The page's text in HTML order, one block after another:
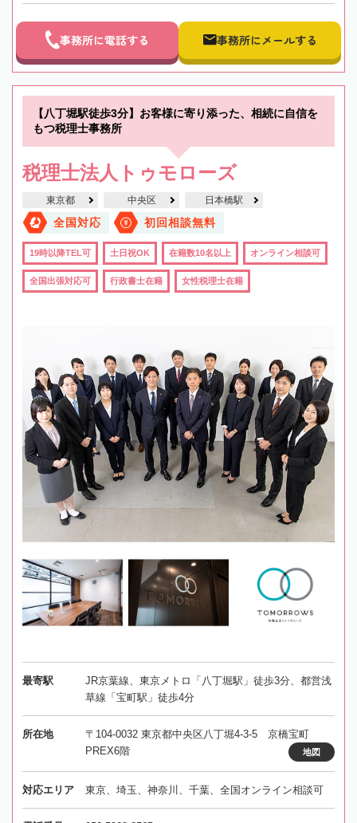
事務所に電話する 事務所にメールする
【八丁堀駅徒歩3分】お客様に寄り添った、相続に自信を
もつ税理士事務所
税理士法人トゥモローズ
東京都 中央区 日本橋駅
全国対応 初回相談無料
19時以降TEL可 土日祝OK 在籍数10名以上 オンライン相談可
全国出張対応可 行政書士在籍 女性税理士在籍
最寄駅
JR京葉線、東京メトロ「八丁堀駅」徒歩3分、都営浅
草線「宝町駅」徒歩4分
所在地
〒104-0032 東京都中央区八丁堀4-3-5 京橋宝町
PREX6階
地図
対応エリア 東京、埼玉、神奈川、千葉、全国オンライン相談可